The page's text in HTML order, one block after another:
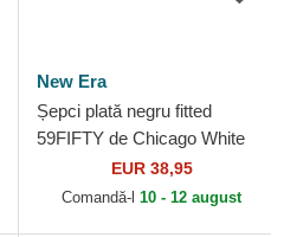
New Era
Șepci plată negru fitted
59FIFTY de Chicago White
Sox MLB de New Era
EUR 38,95
Comandă-l 10 - 12 august